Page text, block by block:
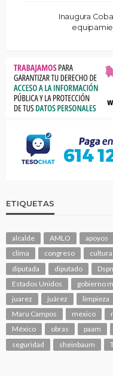
Inaugura
ETIQUETAS
alcalde AMLO apoyos
clima
congreso cultura
diputada
diputado
Estados Unidos
gobierno
juarez
juárez limpieza
Maru Campos
mexico
México
obras paam
seguridad
sheinbaum